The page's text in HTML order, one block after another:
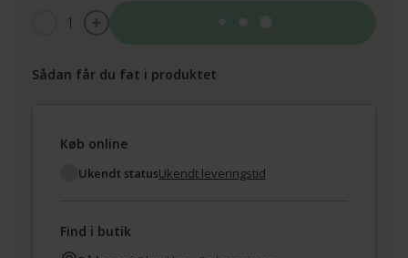
1
Sådan får du fat i produktet
Køb online
Ukendt statusUkendt leveringstid
Find i butik